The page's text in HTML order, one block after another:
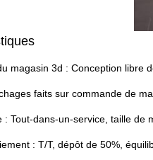
magasin 3d : Conception libre
faits sur commande de
: Tout-dans-un-service, taille
: T/T, dépôt de 50%,